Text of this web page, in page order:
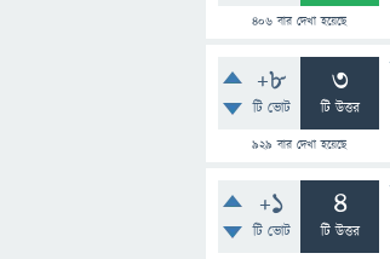
406বার দেখা হয়েছে
+8
টি ভোট
3
টি উত্তর
929 বার দেখা হয়েছে
+1
টি ভোট
4
টি উত্তর